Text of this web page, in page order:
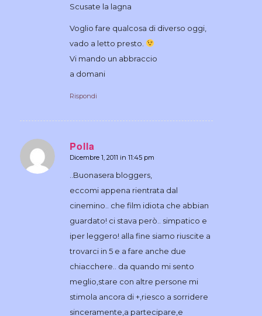
Scusate la lagna
Voglio fare qualcosa di diverso oggi,
vado a letto presto.
Vi mando un abbraccio
a domani
Rispondi
Polla
dice:
Dicembre 1, 2011 in 11:45 pm
..Buonasera bloggers,
eccomi appena rientrata dal
cinemino.. che film idiota che abbian
guardato! ci stava però.. simpatico e
iper leggero! alla fine siamo riuscite a
trovarci in 5 e a fare anche due
chiacchere.. da quando mi sento
meglio,stare con altre persone mi
stimola ancora di +,riesco a sorridere
sinceramente,a partecipare,e